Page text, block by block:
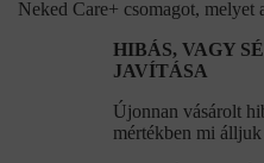
Neked Care+ csomagot, melyet
HIBÁS, VAGY
JAVÍTÁSA
Újonnan vásárolt
mértékben mi